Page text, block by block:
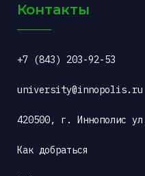
Контакты
+7 (843) 203-92-53
university@innopolis.ru
420500, г. Иннополис
Как добраться